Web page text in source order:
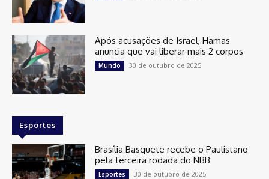
Após acusações de Israel, Hamas
anuncia que vai liberar mais 2 corpos
Mundo 30 de outubro de 2025
Esportes
Brasília Basquete recebe o Paulistano
pela terceira rodada do NBB
Esportes 30 de outubro de 2025